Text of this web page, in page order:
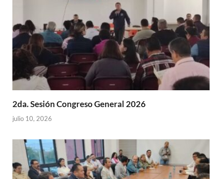
2da. Sesión Congreso General 2026
julio 10, 2026